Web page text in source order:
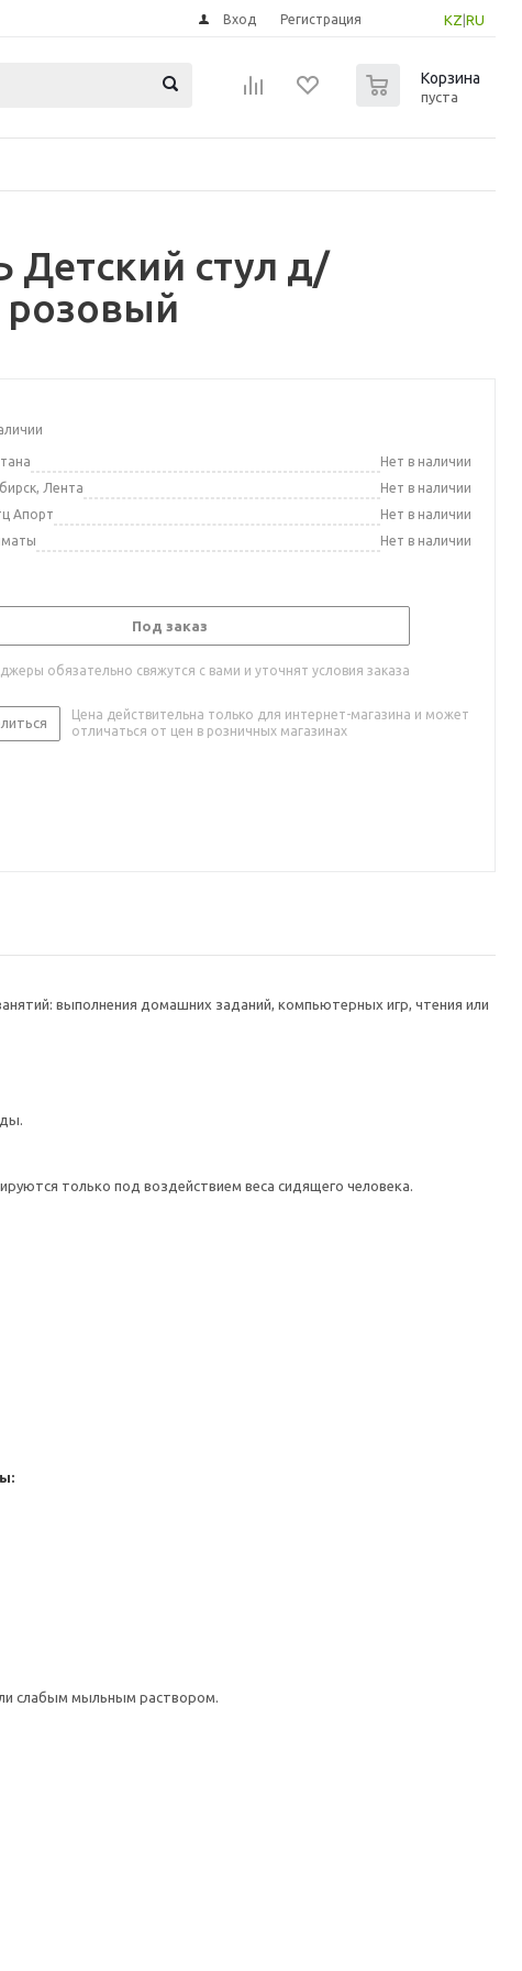
KZ RU
Вход Регистрация
Корзина
пуста
Детский стул д/
розовый
Нет в наличии
Лента
Нет в наличии
Апорт
Нет в наличии
Нет в наличии
Под заказ
обязательно свяжутся с вами и уточнят условия заказа
Цена действительна только для интернет-магазина и может
отличаться от цен в розничных магазинах
выполнения домашних заданий, компьютерных игр, чтения или
только под воздействием веса сидящего человека.
слабым мыльным раствором.